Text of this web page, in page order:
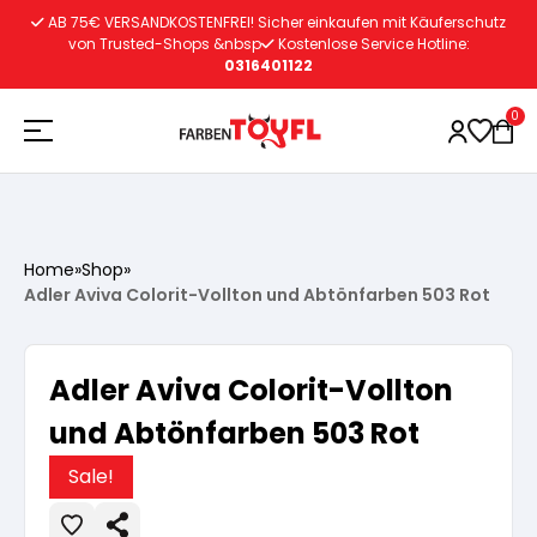
Wasserlösliche Grundierung
Lösemittelhältige Grundierung
Vorbereitung
Wasserlösliche Grundierung
Autoreparatur
Vorbereitung
Innenfarben
AB 75€ VERSANDKOSTENFREI! Sicher einkaufen mit Käuferschutz
von Trusted-Shops &nbsp
Kostenlose Service Hotline:
0316401122
0
Home»Shop»
Adler Aviva Colorit-Vollton und Abtönfarben 503 Rot
Adler Aviva Colorit-Vollton
und Abtönfarben 503 Rot
Sale!